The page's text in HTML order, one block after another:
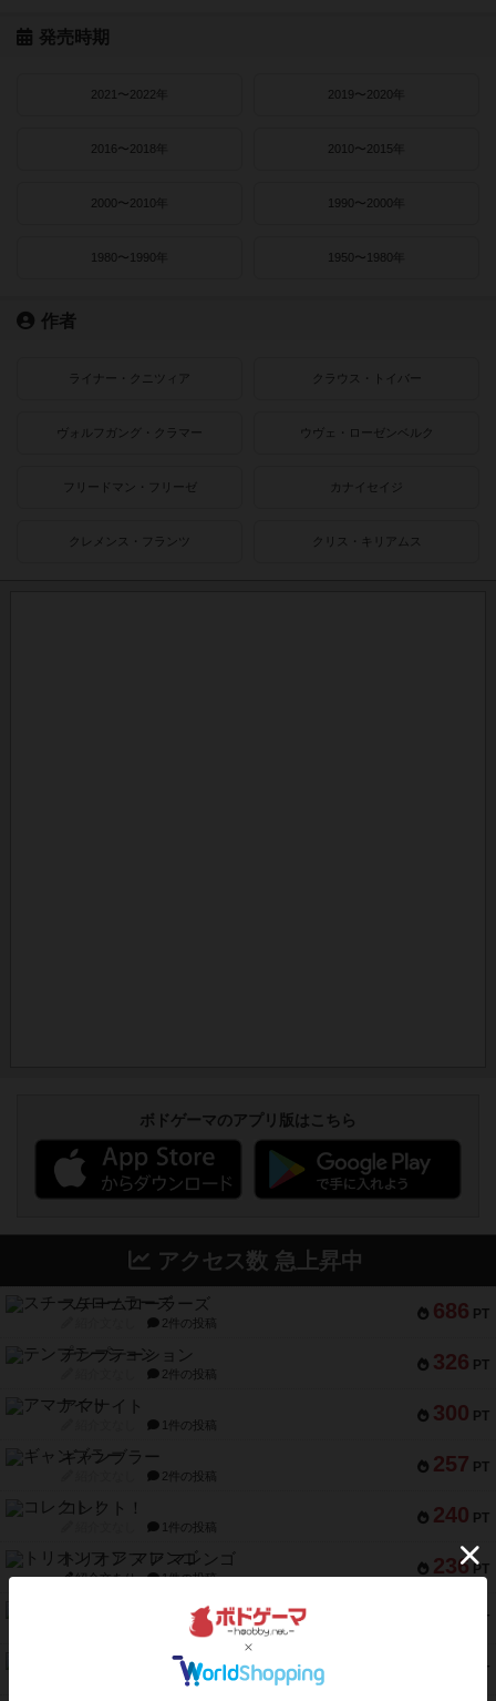
発売時期
2021〜2022年 2019〜2020年
2016〜2018年 2010〜2015年
2000〜2010年 1990〜2000年
1980〜1990年 1950〜1980年
作者
ライナー・クニツィア クラウス・トイバー
ヴォルフガング・クラマー ウヴェ・ローゼンベルク
フリードマン・フリーゼ カナイセイジ
クレメンス・フランツ クリス・キリアムス
ボドゲーマのアプリ版はこちら
アクセス数 急上昇中
686 PT
スチームローラーズ
2件の投稿
326 PT
テンプテーション
2件の投稿
300 PT
アマナイト
1件の投稿
257 PT
ギャンブラー
2件の投稿
240 PT
コレクト！
1件の投稿
236 PT
トリオンフ ア マレンゴ
紹介文あり 1件の投稿
PT
4件の投稿
PT
バー！パーティー
1件の投稿